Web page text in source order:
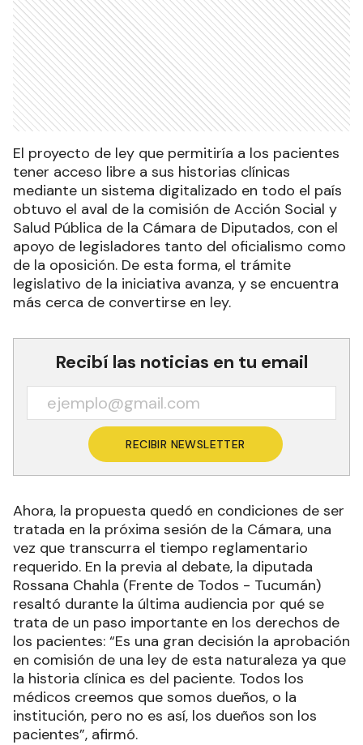
El proyecto de ley que permitiría a los pacientes
tener acceso libre a sus historias clínicas
mediante un sistema digitalizado en todo el país
obtuvo el aval de la comisión de Acción Social y
Salud Pública de la Cámara de Diputados, con el
apoyo de legisladores tanto del oficialismo como
de la oposición. De esta forma, el trámite
legislativo de la iniciativa avanza, y se encuentra
más cerca de convertirse en ley.
Recibí las noticias en tu email
RECIBIR NEWSLETTER
Ahora, la propuesta quedó en condiciones de ser
tratada en la próxima sesión de la Cámara, una
vez que transcurra el tiempo reglamentario
requerido. En la previa al debate, la diputada
Rossana Chahla (Frente de Todos - Tucumán)
resaltó durante la última audiencia por qué se
trata de un paso importante en los derechos de
los pacientes: “Es una gran decisión la aprobación
en comisión de una ley de esta naturaleza ya que
la historia clínica es del paciente. Todos los
médicos creemos que somos dueños, o la
institución, pero no es así, los dueños son los
pacientes”, afirmó.